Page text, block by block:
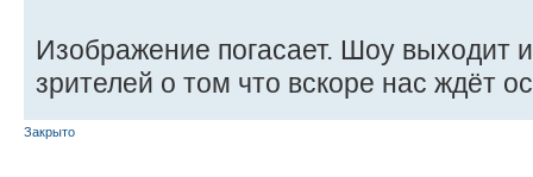
Изображение погасает. Шоу выходит
зрителей о том что вскоре нас ждёт
Закрыто